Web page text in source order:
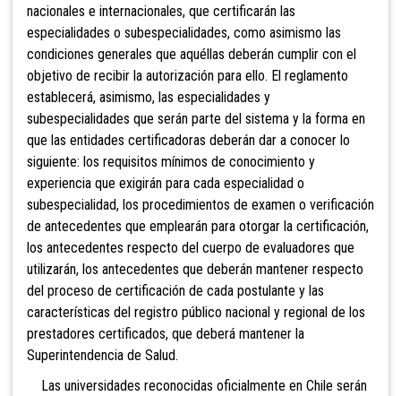
nacionales e internacionales, que certificarán las
especialidades o subespecialidades, como asimismo las
condiciones generales que aquéllas deberán cumplir con el
objetivo de recibir la autorización para ello. El reglamento
establecerá, asimismo, las especialidades y
subespecialidades que serán parte del sistema y la forma en
que las entidades certificadoras deberán dar a conocer lo
siguiente: los requisitos mínimos de conocimiento y
experiencia que exigirán para cada especialidad o
subespecialidad, los procedimientos de examen o verificación
de antecedentes que emplearán para otorgar la certificación,
los antecedentes respecto del cuerpo de evaluadores que
utilizarán, los antecedentes que deberán mantener respecto
del proceso de certificación de cada postulante y las
características del registro público nacional y regional de los
prestadores certificados, que deberá mantener la
Superintendencia de Salud.
Las universidades reconocidas oficialmente en Chile serán